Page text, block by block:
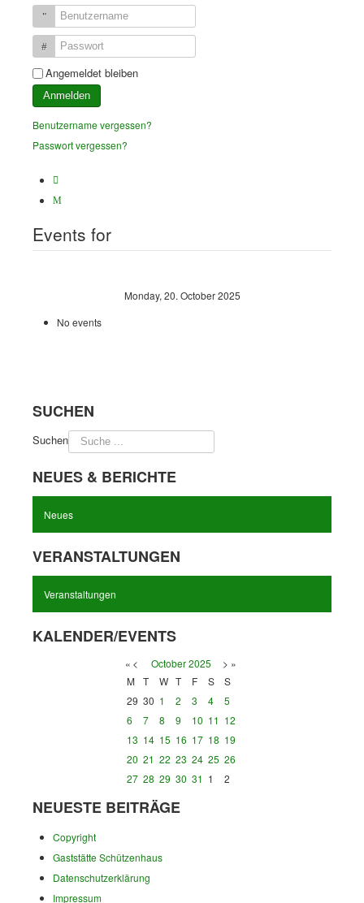
Benutzername
Passwort
Angemeldet bleiben
Anmelden
Benutzername vergessen?
Passwort vergessen?
Events for
Monday, 20. October 2025
No events
SUCHEN
Suchen
NEUES & BERICHTE
Neues
VERANSTALTUNGEN
Veranstaltungen
KALENDER/EVENTS
« < October2025 > »
M T W T F S
S
29 30 1 2 3 4
5
6
7 8 9 10 11 12
13 14 15 16 17 18 19
20 21 22 23 24 25 26
27 28 29 30 31 1 2
NEUESTE BEITRÄGE
Copyright
Gaststätte Schützenhaus
Datenschutzerklärung
Impressum